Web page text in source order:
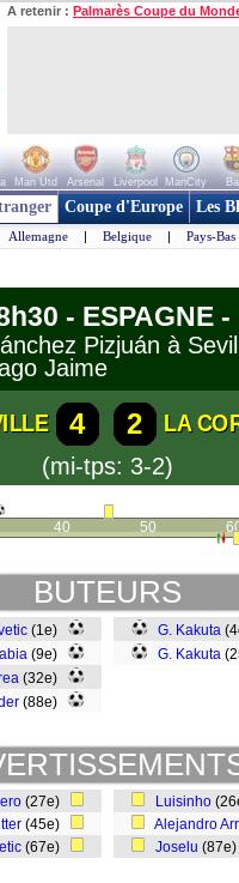
A retenir : Palmarès Coupe du
Man Utd Arsenal Liverpool ManCity
Coupe d'Europe Les
Allemagne | Belgique | Pays-Bas
- ESPAGNE
Pizjuán à
Jaime
4 2
LA
(mi-tps: 3-2)
40 50
BUTEURS
(1e)
(9e)
(32e)
(88e)
G. Kakuta
G. Kakuta
(27e)
(45e)
(67e)
Luisinho
Alejandro
Joselu